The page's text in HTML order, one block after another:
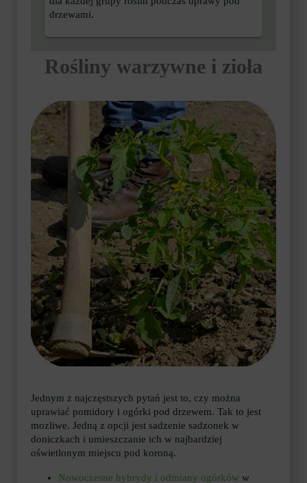
drzewami.
Rośliny warzywne i zioła
Jednym z najczęstszych pytań jest to, czy można
uprawiać pomidory i ogórki pod drzewem. Tak to jest
mozliwe. Jedną z opcji jest sadzenie sadzonek w
doniczkach i umieszczanie ich w najbardziej
oświetlonym miejscu pod koroną.
Nowoczesne hybrydy i odmiany ogórków w